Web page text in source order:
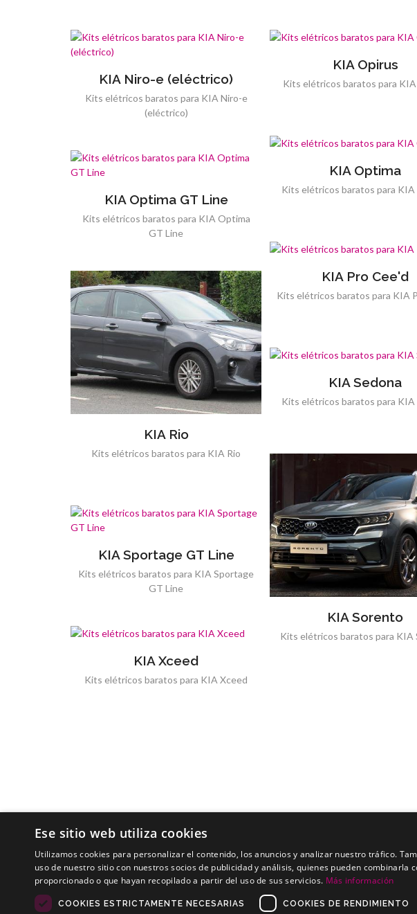
KIA Niro-e (eléctrico)
Kits elétricos baratos para KIA Niro-e
(eléctrico)
KIA Opirus
Kits elétricos baratos para
KIA Optima
Kits elétricos baratos para KIA
KIA Optima GT Line
Kits elétricos baratos para KIA Optima
GT Line
KIA Pro Cee'd
Kits elétricos baratos para KIA
KIA Rio
Kits elétricos baratos para KIA Rio
KIA Sedona
Kits elétricos baratos para KIA
KIA Sorento
Kits elétricos baratos para KIA
KIA Sportage GT Line
Kits elétricos baratos para KIA Sportage
GT Line
KIA Xceed
Kits elétricos baratos para KIA Xceed
Copyrights © 2019 Todos os direitos reservados Dilusur, S.L.
Ese sitio web utiliza cookies
Utilizamos cookies para personalizar el contenido, los anuncios y analizar nuestro tráfico.
uso de nuestro sitio con nuestros socios de publicidad y análisis, quienes pueden combinarla
proporcionado o que hayan recopilado a partir del uso de sus servicios. Más información
COOKIES ESTRICTAMENTE NECESARIAS COOKIES DE RENDIMIENTO